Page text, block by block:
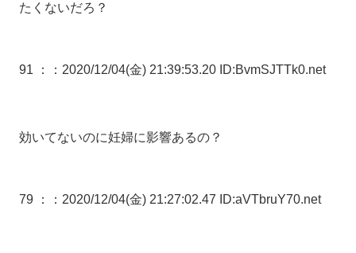
たくないだろ？
91 ： ：2020/12/04(金) 21:39:53.20 ID:BvmSJTTk0.net
効いてないのに妊婦に影響あるの？
79 ： ：2020/12/04(金) 21:27:02.47 ID:aVTbruY70.net